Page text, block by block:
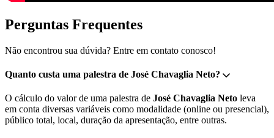
Perguntas Frequentes
Não encontrou sua dúvida? Entre em contato conosco!
Quanto custa uma palestra de José Chavaglia Neto?
O cálculo do valor de uma palestra de José Chavaglia Neto leva
em conta diversas variáveis como modalidade (online ou presencial),
público total, local, duração da apresentação, entre outras.